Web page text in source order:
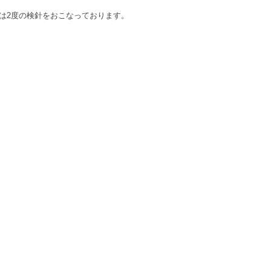
2度の検針をおこなっております。